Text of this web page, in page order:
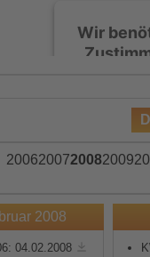
Wir
Wir
um Inhalte
Bitte lesen
durch und
2006200720082009
2008
04.02.2008